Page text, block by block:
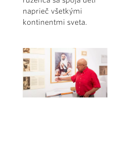
naprieč všetkými
kontinentmi sveta.